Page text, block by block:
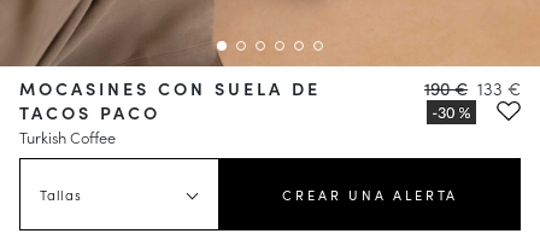
MOCASINES CON SUELA DE
TACOS PACO
Turkish Coffee
190 € 133 €
Tallas CREAR UNA ALERTA